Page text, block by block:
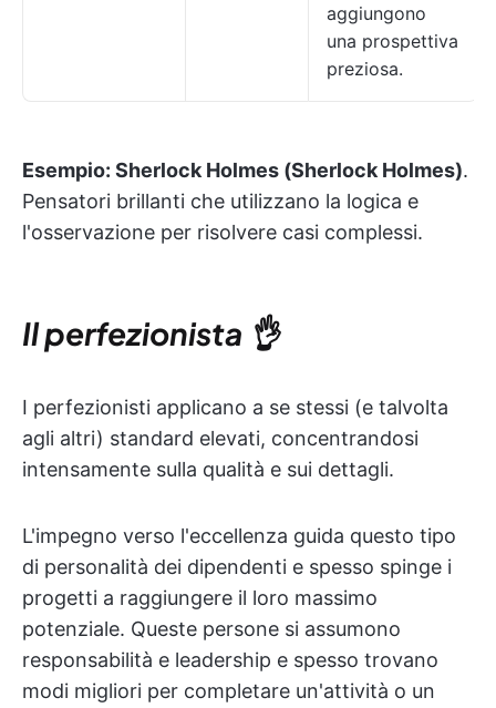
aggiungono
una prospettiva
preziosa.
Esempio: Sherlock Holmes (Sherlock Holmes).
Pensatori brillanti che utilizzano la logica e
l'osservazione per risolvere casi complessi.
Il perfezionista 👌
I perfezionisti applicano a se stessi (e talvolta
agli altri) standard elevati, concentrandosi
intensamente sulla qualità e sui dettagli.
L'impegno verso l'eccellenza guida questo tipo
di personalità dei dipendenti e spesso spinge i
progetti a raggiungere il loro massimo
potenziale. Queste persone si assumono
responsabilità e leadership e spesso trovano
modi migliori per completare un'attività o un